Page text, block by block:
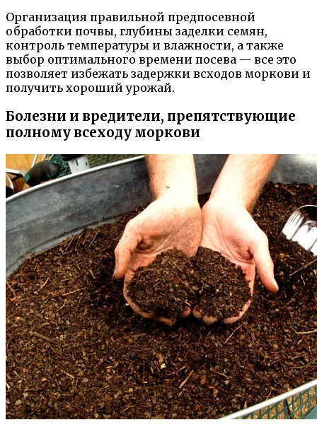
Организация правильной предпосевной
обработки почвы, глубины заделки семян,
контроль температуры и влажности, а также
выбор оптимального времени посева — все это
позволяет избежать задержки всходов моркови и
получить хороший урожай.
Болезни и вредители, препятствующие
полному всеходу моркови